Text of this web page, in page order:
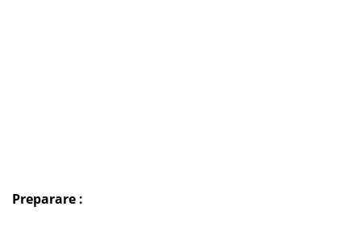
Preparare :